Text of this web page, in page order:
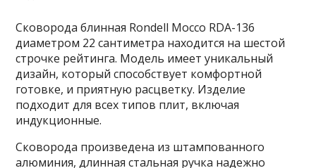
Сковорода блинная Rondell Mocco RDA-136
диаметром 22 сантиметра находится на шестой
строчке рейтинга. Модель имеет уникальный
дизайн, который способствует комфортной
готовке, и приятную расцветку. Изделие
подходит для всех типов плит, включая
индукционные.
Сковорода произведена из штампованного
алюминия, длинная стальная ручка надежно